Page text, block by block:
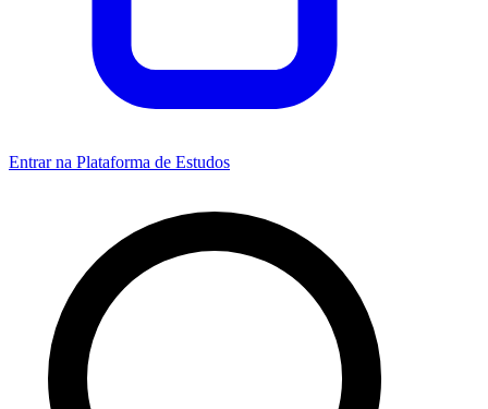
Entrar na Plataforma de Estudos